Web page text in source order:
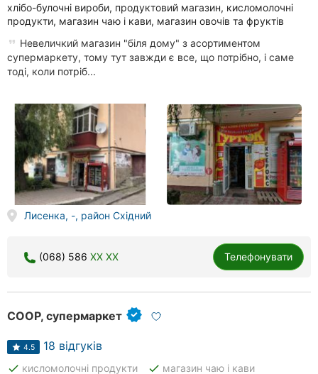
хлібо-булочні вироби, продуктовий магазин, кисломолочні
продукти, магазин чаю і кави, магазин овочів та фруктів
Невеличкий магазин "біля дому" з асортиментом
супермаркету, тому тут завжди є все, що потрібно, і саме
тоді, коли потріб...
Лисенка, -, район Східний
(068) 586 XX XX Телефонувати
COOP, супермаркет
4.5 18 відгуків
done кисломолочні продукти done магазин чаю і кави